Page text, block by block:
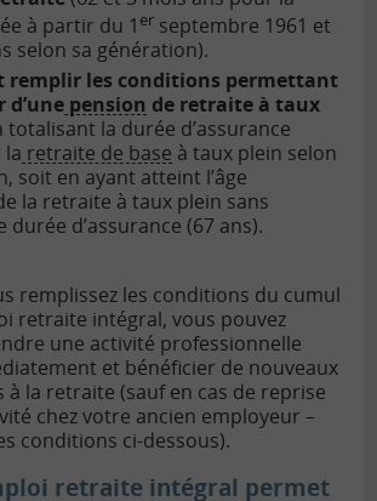
à partir du 1 er septembre 1961 et
selon sa génération).
remplir les conditions permettant
d’une pension de retraite à taux
totalisant la durée d’assurance
retraite de base à taux plein selon
soit en ayant atteint l’âge
la retraite à taux plein sans
d’assurance (67 ans).
remplissez les conditions du cumul
retraite intégral, vous pouvez
une activité professionnelle
et bénéficier de nouveaux
à la retraite (sauf en cas de reprise
chez votre ancien employeur –
conditions ci-dessous).
retraite intégral permet